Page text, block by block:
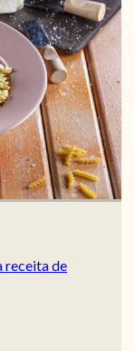
receita de